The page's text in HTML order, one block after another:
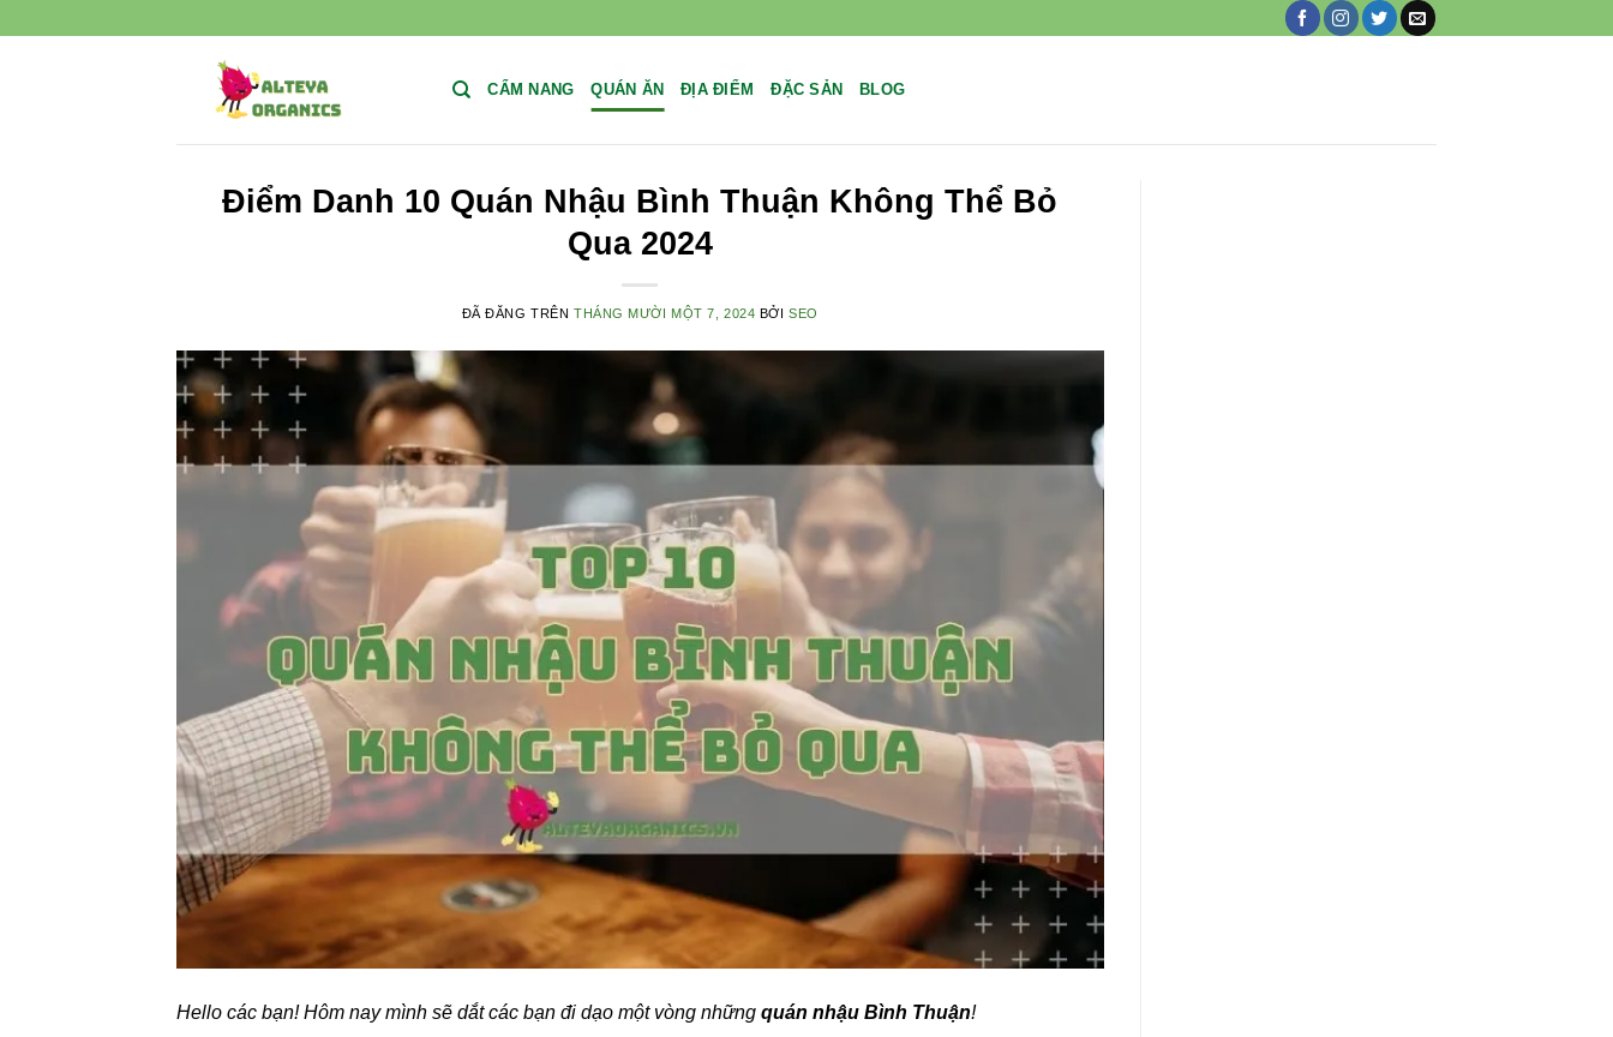
CẨM NANG QUÁN ĂN ĐỊA ĐIỂM ĐẶC SẢN BLOG
Điểm Danh 10 Quán Nhậu Bình Thuận Không Thể Bỏ
Qua 2024
ĐÃ ĐĂNG TRÊN THÁNG MƯỜI MỘT 7, 2024 BỞISEO
Hello các bạn! Hôm nay mình sẽ dắt các bạn đi dạo một vòng những quán nhậu Bình Thuận!